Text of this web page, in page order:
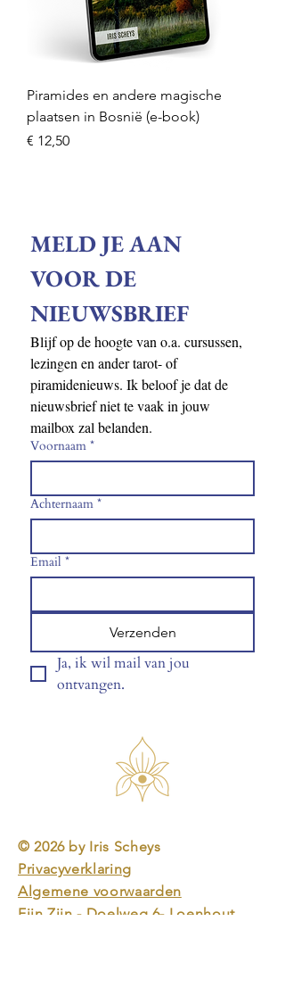
Piramides en andere magische
plaatsen in Bosnië (e-book)
Prijs
€ 12,50
MELD JE AAN
VOOR DE
NIEUWSBRIEF
Blijf op de hoogte van o.a. cursussen,
lezingen en ander tarot- of
piramidenieuws. Ik beloof je dat de
nieuwsbrief niet te vaak in jouw
mailbox zal belanden.
Voornaam *
Achternaam *
Email *
Verzenden
Ja, ik wil mail van jou
ontvangen.
© 2026 by Iris Scheys
Privacyverklaring
Algemene voorwaarden
Fijn Zijn - Doelweg 6- Loenhout